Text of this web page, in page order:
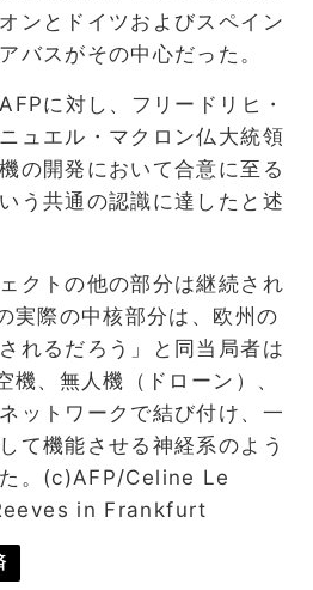
ンとドイツおよびスペイン
バスがその中心だった。
に対し、フリードリヒ・
ュエル・マクロン仏大統領
の開発において合意に至る
う共通の認識に達したと述
クトの他の部分は継続され
実際の中核部分は、欧州の
れるだろう」と同当局者は
機、無人機（ドローン）、
ットワークで結び付け、一
て機能させる神経系のよう
。(c)AFP/Celine Le
in Frankfurt